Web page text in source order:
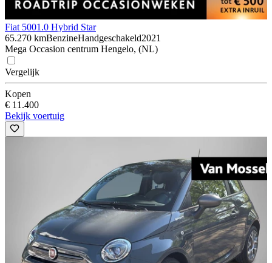
Fiat 5001.0 Hybrid Star
65.270 kmBenzineHandgeschakeld2021
Mega Occasion centrum Hengelo, (NL)
Vergelijk
Kopen
€ 11.400
Bekijk voertuig